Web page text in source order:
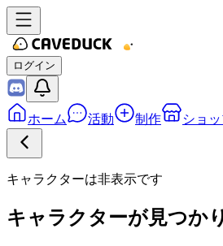
ログイン
ホーム 活動 制作 ショ
キャラクターは非表示です
キャラクターが見つか